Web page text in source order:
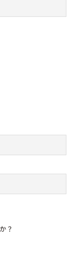
？